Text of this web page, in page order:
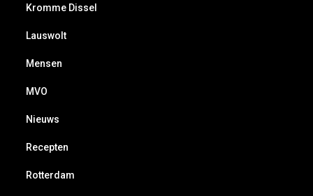
Kromme Dissel
Lauswolt
Mensen
MVO
Nieuws
Recepten
Rotterdam